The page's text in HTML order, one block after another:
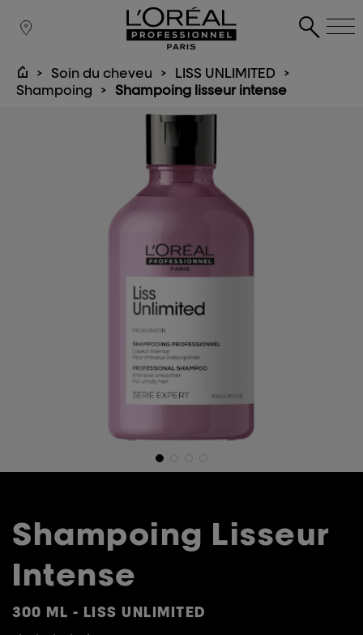
Soin du cheveu
LISS UNLIMITED
Shampoing
Shampoing lisseur intense
Shampoing Lisseur
Intense
300 ML - LISS UNLIMITED